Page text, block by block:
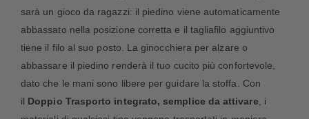
sarà un gioco da ragazzi: il piedino viene automaticamente
abbassato nella posizione corretta e il tagliafilo aggiuntivo
tiene il filo al suo posto. La ginocchiera per alzare o
abbassare il piedino renderà il tuo cucito più confortevole,
dato che le mani sono libere per guidare la stoffa. Con
il Doppio Trasporto integrato, semplice da attivare , i